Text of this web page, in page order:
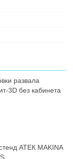
развала
3D без кабинета
АТЕК MAKINA